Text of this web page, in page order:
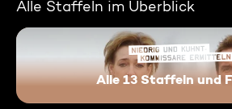
Alle Staffeln im Überblick
Alle 13 Staffeln und